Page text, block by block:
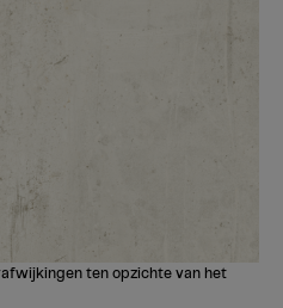
ten opzichte van het